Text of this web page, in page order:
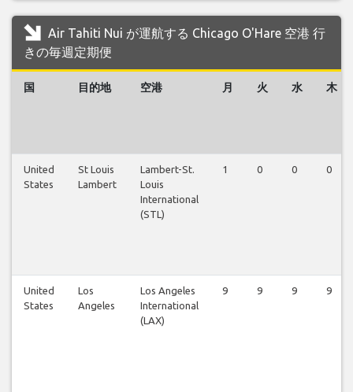
Air Tahiti Nui が運航する Chicago O'Hare 空港 行
きの毎週定期便
国 目的地 空港 月 火 水 木
United
States
St Louis
Lambert
Lambert-St.
Louis
International
(STL)
1 0 0 0
United
States
Los
Angeles
Los Angeles
International
(LAX)
9 9 9 9